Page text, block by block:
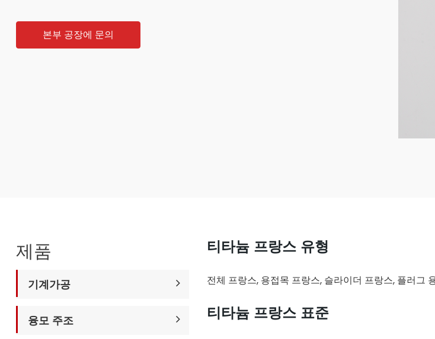
본부 공장에 문의
제품
기계가공
융모 주조
티타늄 프랑스 유형
전체 프랑스, 용접목 프랑스, 슬라이더 프랑스, 플러그
티타늄 프랑스 표준